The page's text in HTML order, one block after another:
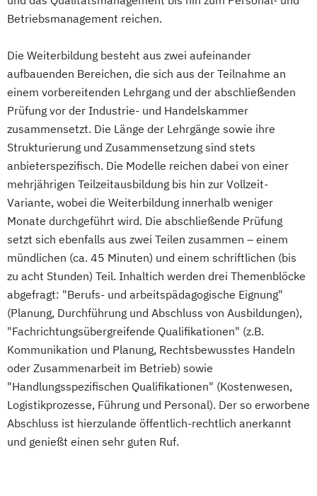
Betriebsmanagement reichen.
Die Weiterbildung besteht aus zwei aufeinander
aufbauenden Bereichen, die sich aus der Teilnahme an
einem vorbereitenden Lehrgang und der abschließenden
Prüfung vor der Industrie- und Handelskammer
zusammensetzt. Die Länge der Lehrgänge sowie ihre
Strukturierung und Zusammensetzung sind stets
anbieterspezifisch. Die Modelle reichen dabei von einer
mehrjährigen Teilzeitausbildung bis hin zur Vollzeit-
Variante, wobei die Weiterbildung innerhalb weniger
Monate durchgeführt wird. Die abschließende Prüfung
setzt sich ebenfalls aus zwei Teilen zusammen – einem
mündlichen (ca. 45 Minuten) und einem schriftlichen (bis
zu acht Stunden) Teil. Inhaltich werden drei Themenblöcke
abgefragt: "Berufs- und arbeitspädagogische Eignung"
(Planung, Durchführung und Abschluss von Ausbildungen),
"Fachrichtungsübergreifende Qualifikationen" (z.B.
Kommunikation und Planung, Rechtsbewusstes Handeln
oder Zusammenarbeit im Betrieb) sowie
"Handlungsspezifischen Qualifikationen" (Kostenwesen,
Logistikprozesse, Führung und Personal). Der so erworbene
Abschluss ist hierzulande öffentlich-rechtlich anerkannt
und genießt einen sehr guten Ruf.